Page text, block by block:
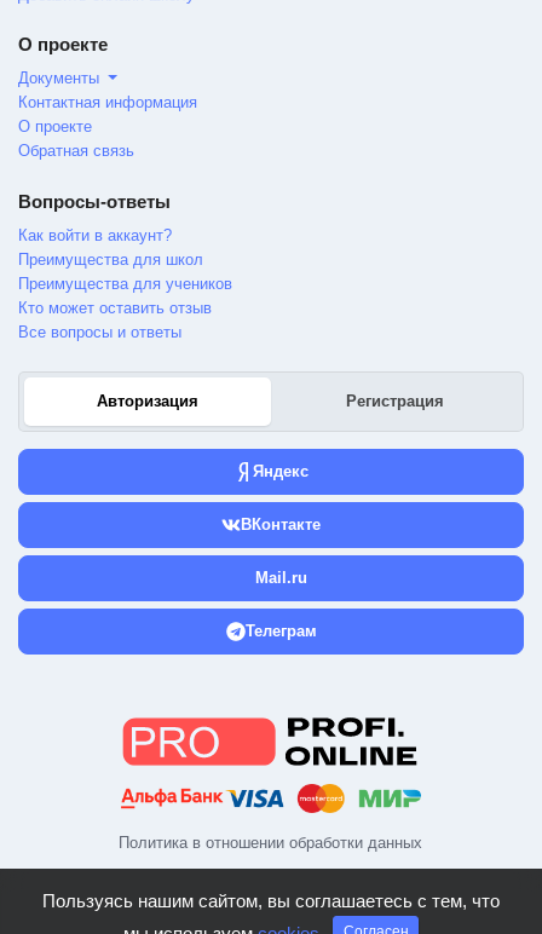
Политика в отношении обработки данных
О проекте
Документы
Контактная информация
О проекте
Обратная связь
Вопросы-ответы
Как войти в аккаунт?
Преимущества для школ
Преимущества для учеников
Кто может оставить отзыв
Все вопросы и ответы
Авторизация Регистрация
Яндекс
ВКонтакте
Mail.ru
Телеграм
Пользуясь нашим сайтом, вы соглашаетесь с тем, что